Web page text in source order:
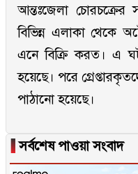
আন্তঃজেলা চোরচক্রের
বিভিন্ন এলাকা থেকে
এনে বিক্রি করত। এ
হয়েছে। পরে
পাঠানো হয়েছে।
▐সর্বশেষ পাওয়া সংবাদ